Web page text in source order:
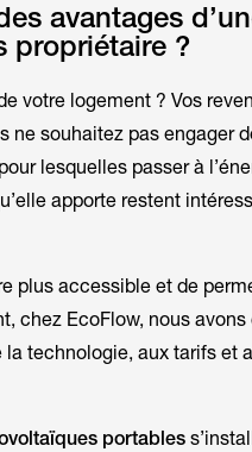
avantages
propriétaire ?
votre logement ? Vos
ne souhaitez pas engager
lesquelles passer à
apporte restent
plus accessible et de
chez EcoFlow, nous
la technologie, aux tarifs
portables